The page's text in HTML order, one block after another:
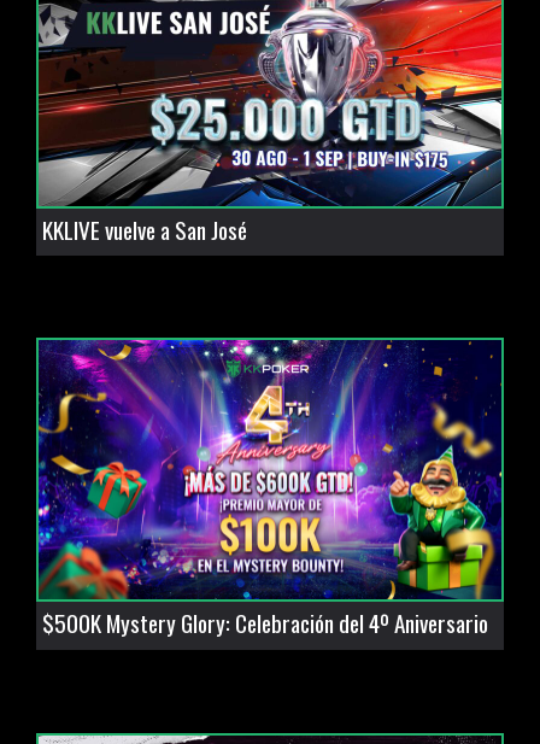
KKLIVE vuelve a San José
$500K Mystery Glory: Celebración del 4º Aniversario